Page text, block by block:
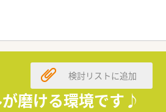
や職務分担を検討する仕組み
磨ける環境です♪
検討リストに追加